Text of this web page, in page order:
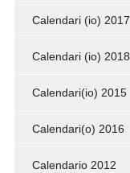
Calendari (io) 2017
Calendari (io) 2018
Calendari(io) 2015
Calendari(o) 2016
Calendario 2012